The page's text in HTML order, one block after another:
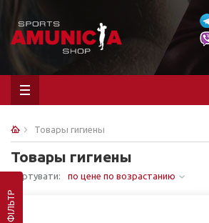
Товары гигиены
Товары гигиены
Сортувати: по цене по возрастанию
ФІЛЬТР